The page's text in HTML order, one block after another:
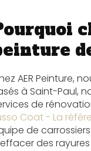
AER Peinture,
à Saint-Paul,
de
Coat - La
de
des